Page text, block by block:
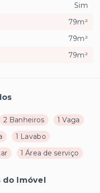
2 Banheiros
1 Vaga
1 Lavabo
1 Área de serviço
do Imóvel
Sim
79m²
79m²
79m²